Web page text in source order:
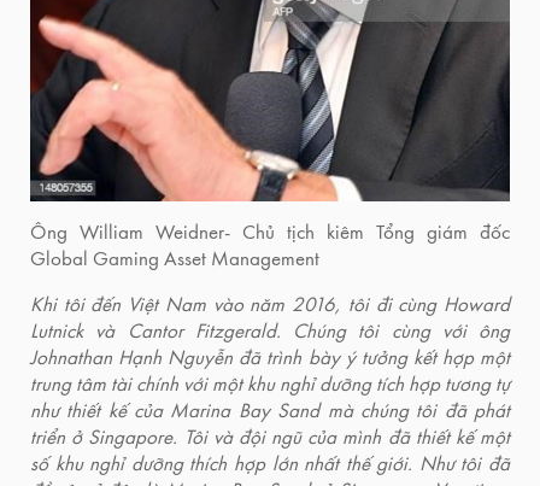
Ông William Weidner- Chủ tịch kiêm Tổng giám đốc
Global Gaming Asset Management
Khi tôi đến Việt Nam vào năm 2016, tôi đi cùng Howard
Lutnick và Cantor Fitzgerald. Chúng tôi cùng với ông
Johnathan Hạnh Nguyễn đã trình bày ý tưởng kết hợp một
trung tâm tài chính với một khu nghỉ dưỡng tích hợp tương tự
như thiết kế của Marina Bay Sand mà chúng tôi đã phát
triển ở Singapore. Tôi và đội ngũ của mình đã thiết kế một
số khu nghỉ dưỡng thích hợp lớn nhất thế giới. Như tôi đã